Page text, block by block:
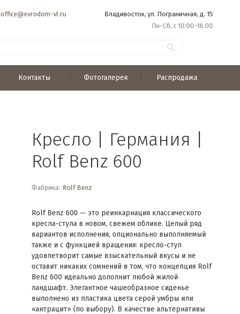
office@evrodom-vl.ru
Владивосток, ул. Пограничная, д. 15
Пн-Сб, с 10:00-18:00
Контакты Фотогалерея Распродажа
Кресло | Германия |
Rolf Benz 600
Фабрика: Rolf Benz
Rolf Benz 600 — это реинкарнация классического
кресла-стула в новом, свежем облике. Целый ряд
вариантов исполнения, опционально выполняемый
также и с функцией вращения: кресло-стул
удовлетворит самые взыскательный вкусы и не
оставит никаких сомнений в том, что концепция Rolf
Benz 600 идеально дополнит любой жилой
ландшафт. Элегантное чашеобразное сиденье
выполнено из пластика цвета серой умбры или
«антрацит» (по выбору). В качестве альтернативы